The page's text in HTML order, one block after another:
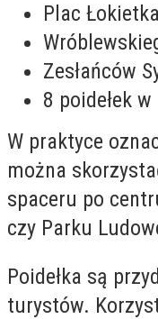
Plac
Zesłańców
8 poidełek
W praktyce
można
spaceru po
czy Parku
Poidełka są
turystów.